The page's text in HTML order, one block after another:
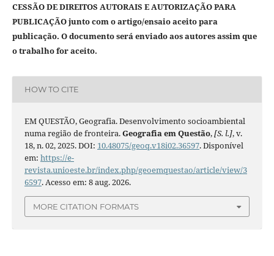
CESSÃO DE DIREITOS AUTORAIS E AUTORIZAÇÃO PARA
PUBLICAÇÃO junto com o artigo/ensaio aceito para
publicação. O documento será enviado aos autores assim que
o trabalho for aceito.
HOW TO CITE
EM QUESTÃO, Geografia. Desenvolvimento socioambiental
numa região de fronteira.Geografia em Questão,[S. l.], v.
18, n. 02, 2025. DOI: 10.48075/geoq.v18i02.36597. Disponível
em: https://e-
revista.unioeste.br/index.php/geoemquestao/article/view/3
6597. Acesso em: 8 aug. 2026.
MORE CITATION FORMATS